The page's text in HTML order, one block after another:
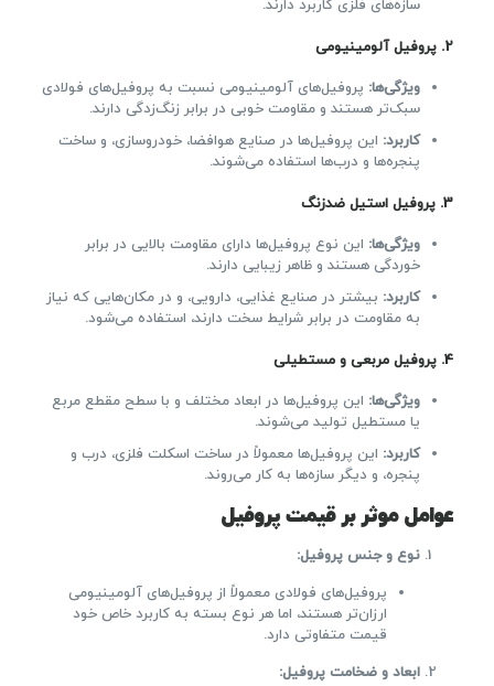
سازه‌های فلزی کاربرد دارند.
2. پروفیل آلومینیومی
ویژگی‌ها: پروفیل‌های آلومینیومی نسبت به پروفیل‌های فولادی
سبک‌تر هستند و مقاومت خوبی در برابر زنگ‌زدگی دارند.
کاربرد: این پروفیل‌ها در صنایع هوافضا، خودروسازی، و ساخت
پنجره‌ها و درب‌ها استفاده می‌شوند.
3. پروفیل استیل ضدزنگ
ویژگی‌ها: این نوع پروفیل‌ها دارای مقاومت بالایی در برابر
خوردگی هستند و ظاهر زیبایی دارند.
کاربرد: بیشتر در صنایع غذایی، دارویی، و در مکان‌هایی که نیاز
به مقاومت در برابر شرایط سخت دارند، استفاده می‌شود.
4. پروفیل مربعی و مستطیلی
ویژگی‌ها: این پروفیل‌ها در ابعاد مختلف و با سطح مقطع مربع
یا مستطیل تولید می‌شوند.
کاربرد: این پروفیل‌ها معمولاً در ساخت اسکلت فلزی، درب و
پنجره، و دیگر سازه‌ها به کار می‌روند.
عوامل موثر بر قیمت پروفیل
نوع و جنس پروفیل:
پروفیل‌های فولادی معمولاً از پروفیل‌های آلومینیومی
ارزان‌تر هستند، اما هر نوع بسته به کاربرد خاص خود
قیمت متفاوتی دارد.
ابعاد و ضخامت پروفیل: